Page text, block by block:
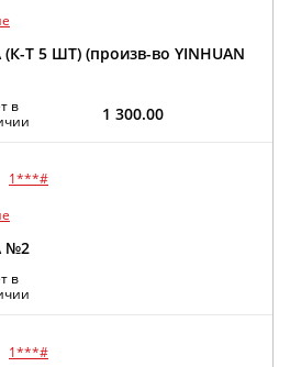
Т 5 ШТ) (произв-во YINHUAN
в
1 300.00
1***#
№2
в
1***#